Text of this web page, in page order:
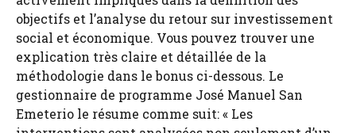
objectifs et l’analyse du retour sur investissement
social et économique. Vous pouvez trouver une
explication très claire et détaillée de la
méthodologie dans le bonus ci-dessous. Le
gestionnaire de programme José Manuel San
Emeterio le résume comme suit: « Les